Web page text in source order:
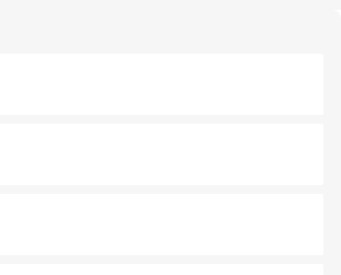
カーズは地元の風情を楽しめる外せないスポット